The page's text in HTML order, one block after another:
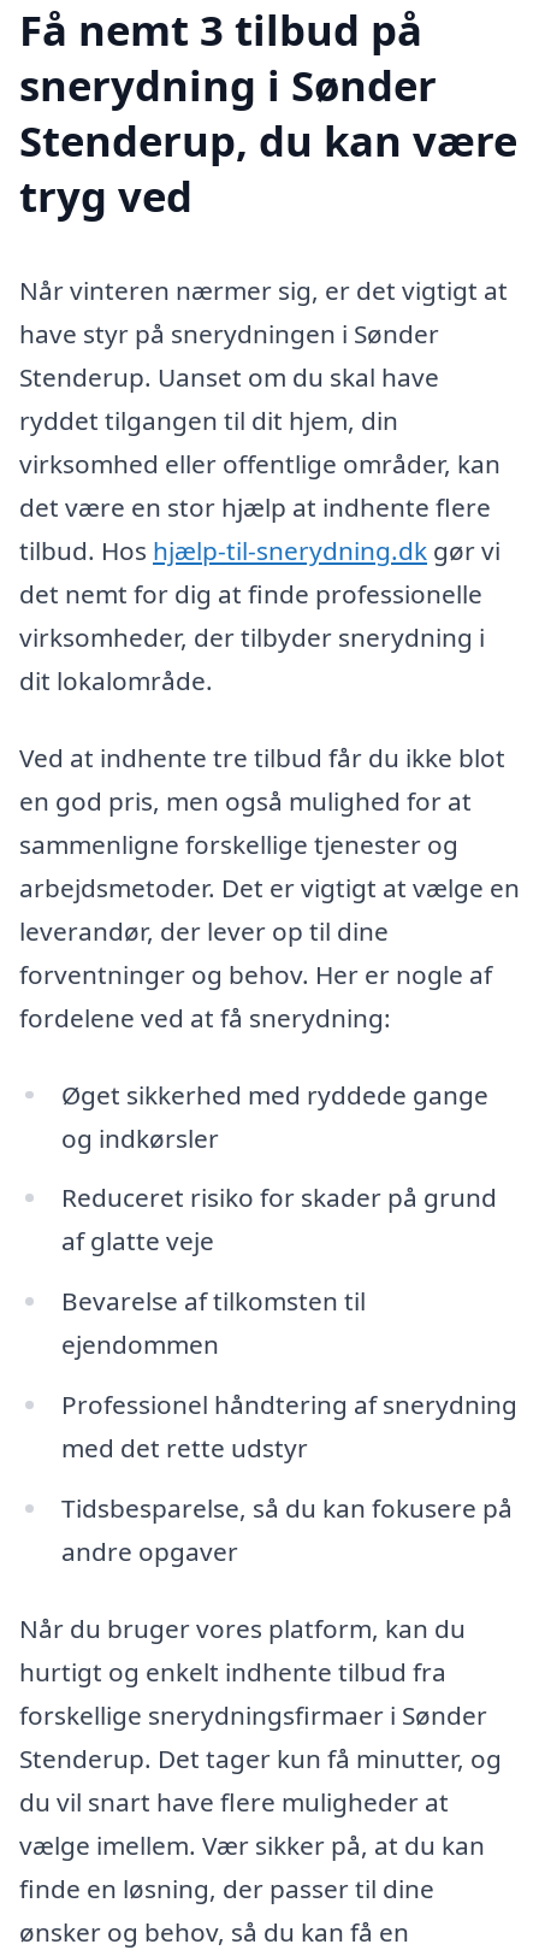
Få nemt 3 tilbud på
snerydning i Sønder
Stenderup, du kan være
tryg ved
Når vinteren nærmer sig, er det vigtigt at
have styr på snerydningen i Sønder
Stenderup. Uanset om du skal have
ryddet tilgangen til dit hjem, din
virksomhed eller offentlige områder, kan
det være en stor hjælp at indhente flere
tilbud. Hos hjælp-til-snerydning.dk gør vi
det nemt for dig at finde professionelle
virksomheder, der tilbyder snerydning i
dit lokalområde.
Ved at indhente tre tilbud får du ikke blot
en god pris, men også mulighed for at
sammenligne forskellige tjenester og
arbejdsmetoder. Det er vigtigt at vælge en
leverandør, der lever op til dine
forventninger og behov. Her er nogle af
fordelene ved at få snerydning:
Øget sikkerhed med ryddede gange
og indkørsler
Reduceret risiko for skader på grund
af glatte veje
Bevarelse af tilkomsten til
ejendommen
Professionel håndtering af snerydning
med det rette udstyr
Tidsbesparelse, så du kan fokusere på
andre opgaver
Når du bruger vores platform, kan du
hurtigt og enkelt indhente tilbud fra
forskellige snerydningsfirmaer i Sønder
Stenderup. Det tager kun få minutter, og
du vil snart have flere muligheder at
vælge imellem. Vær sikker på, at du kan
finde en løsning, der passer til dine
ønsker og behov, så du kan få en